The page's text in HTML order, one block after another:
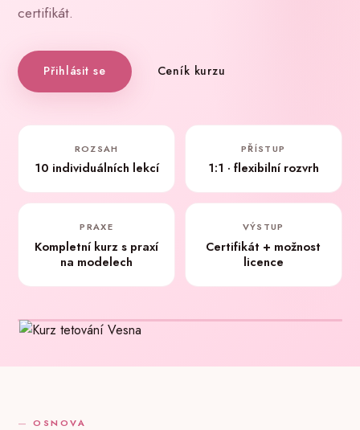
certifikát.
Přihlásit se Ceník kurzu
ROZSAH
10 individuálních lekcí
PŘÍSTUP
1:1 · flexibilní rozvrh
PRAXE
Kompletní kurz s praxí
na modelech
VÝSTUP
Certifikát + možnost
licence
OSNOVA